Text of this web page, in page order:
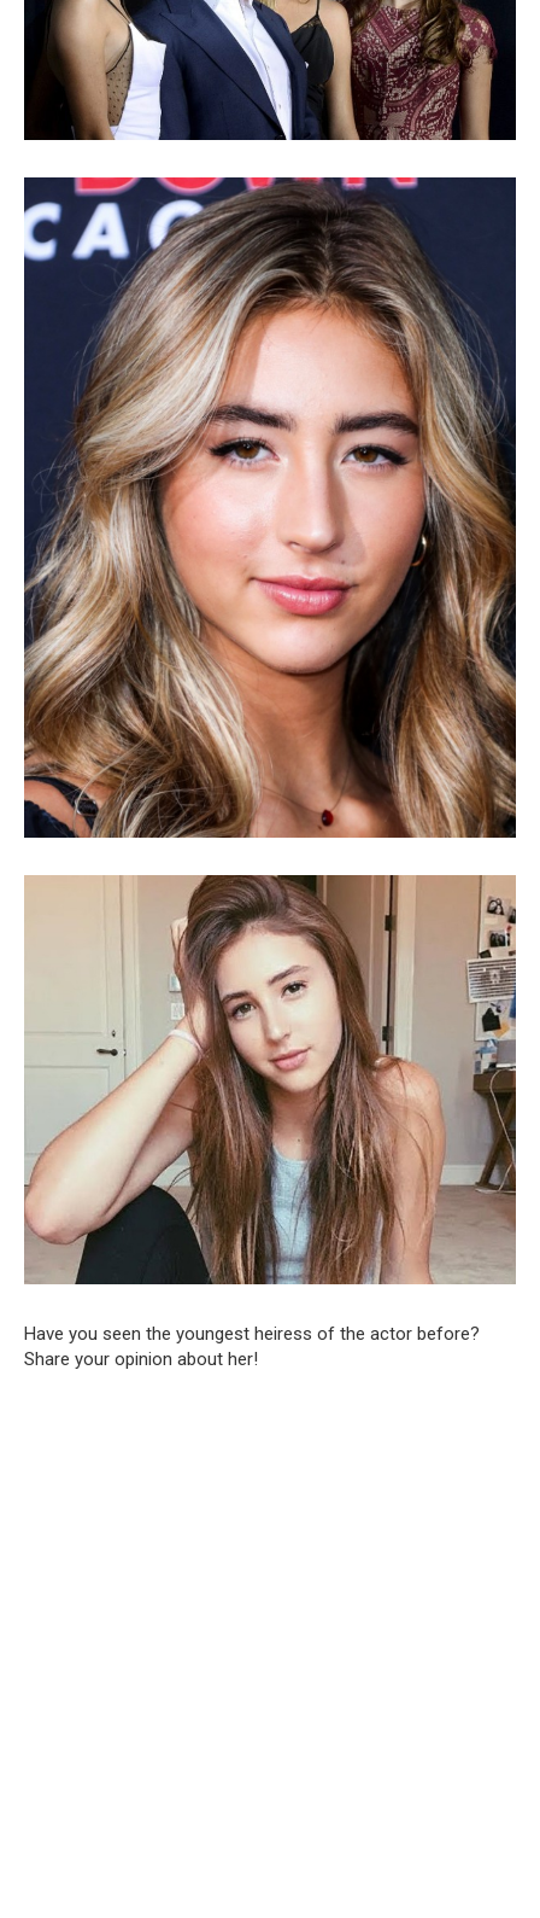
Have you seen the youngest heiress of the actor before?
Share your opinion about her!